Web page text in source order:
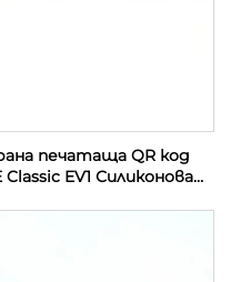
печатаща QR код
EV1 Силиконова